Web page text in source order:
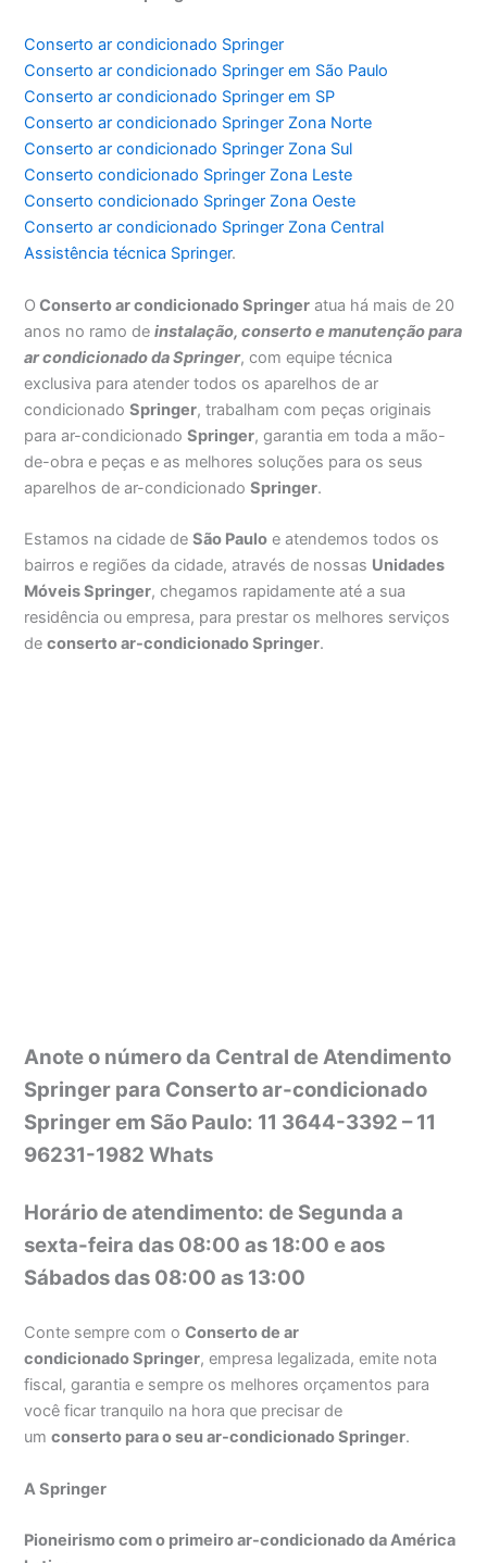
Conserto ar condicionado Springer
Conserto ar condicionado Springer em São Paulo
Conserto ar condicionado Springer em SP
Conserto ar condicionado Springer Zona Norte
Conserto ar condicionado Springer Zona Sul
Conserto condicionado Springer Zona Leste
Conserto condicionado Springer Zona Oeste
Conserto ar condicionado Springer Zona Central
Assistência técnica Springer.
O Conserto ar condicionado Springer atua há mais de 20
anos no ramo deinstalação, conserto e manutenção para
ar condicionado da Springer, com equipe técnica
exclusiva para atender todos os aparelhos de ar
condicionadoSpringer, trabalham com peças originais
para ar-condicionadoSpringer, garantia em toda a mão-
de-obra e peças e as melhores soluções para os seus
aparelhos de ar-condicionadoSpringer.
Estamos na cidade deSão Paulo e atendemos todos os
bairros e regiões da cidade, através de nossas Unidades
Móveis Springer, chegamos rapidamente até a sua
residência ou empresa, para prestar os melhores serviços
deconserto ar-condicionado Springer.
Anote o número da Central de Atendimento
Springer para Conserto ar-condicionado
Springer em São Paulo: 11 3644-3392 – 11
96231-1982 Whats
Horário de atendimento: de Segunda a
sexta-feira das 08:00 as 18:00 e aos
Sábados das 08:00 as 13:00
Conte sempre com oConserto de ar
condicionado Springer, empresa legalizada, emite nota
fiscal, garantia e sempre os melhores orçamentos para
você ficar tranquilo na hora que precisar de
umconserto para o seu ar-condicionado Springer.
A Springer
Pioneirismo com o primeiro ar-condicionado da América